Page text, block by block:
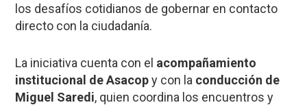
los desafíos cotidianos de gobernar en contacto
directo con la ciudadanía.
La iniciativa cuenta con el acompañamiento
institucional de Asacopy con la conducción de
Miguel Saredi, quien coordina los encuentros y